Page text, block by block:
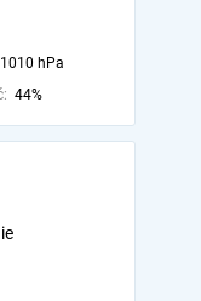
1010 hPa
44%